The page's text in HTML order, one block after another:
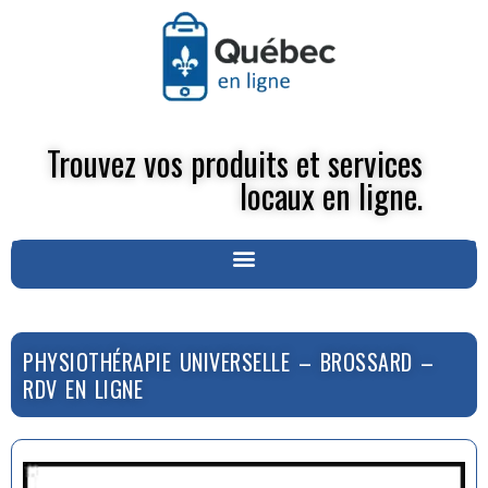
Trouvez vos produits et services
locaux en ligne.
PHYSIOTHÉRAPIE UNIVERSELLE – BROSSARD –
RDV EN LIGNE